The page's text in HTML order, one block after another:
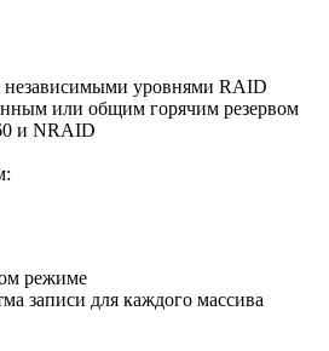
независимыми уровнями RAID
или общим горячим резервом
и NRAID
режиме
записи для каждого массива